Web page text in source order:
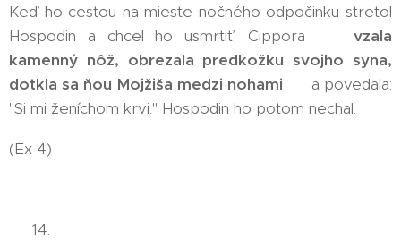
Keď ho cestou na mieste nočného odpočinku stretol
Hospodin a chcel ho usmrtiť, Cippora 😬 vzala
kamenný nôž, obrezala predkožku svojho syna,
dotkla sa ňou Mojžiša medzi nohami 😬 a povedala:
"Si mi ženíchom krvi." Hospodin ho potom nechal.
(Ex 4)
👉 14.